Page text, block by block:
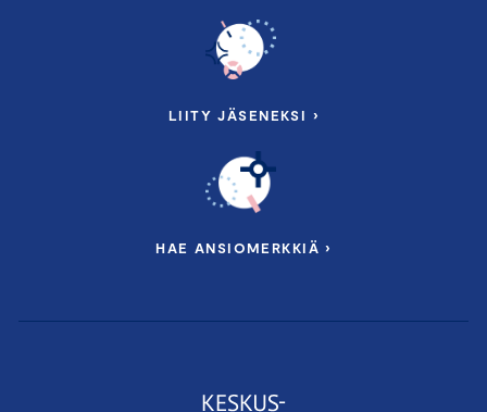
LIITY JÄSENEKSI ›
HAE ANSIOMERKKIÄ ›